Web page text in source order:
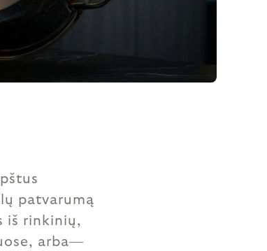
patvarumą
iš rinkinių,
arba—